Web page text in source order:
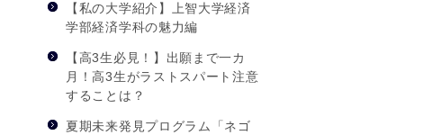
【私の大学紹介】上智大学経済
学部経済学科の魅力編
【高3生必見！】出願まで一カ
月！高3生がラストスパート注意
することは？
夏期未来発見プログラム「ネゴ